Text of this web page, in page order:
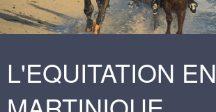
L'EQUITATION EN